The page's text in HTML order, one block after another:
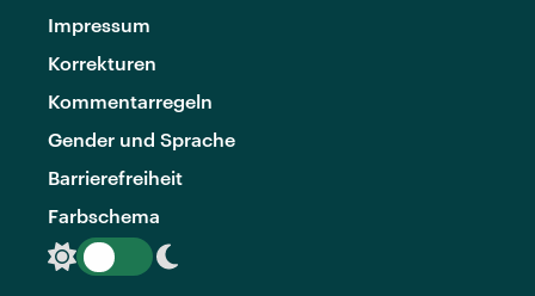
Impressum
Korrekturen
Kommentarregeln
Gender und Sprache
Barrierefreiheit
Farbschema